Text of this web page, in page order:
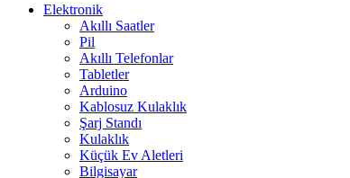
Elektronik
Akıllı Saatler
Pil
Akıllı Telefonlar
Tabletler
Arduino
Kablosuz Kulaklık
Şarj Standı
Kulaklık
Küçük Ev Aletleri
Bilgisayar